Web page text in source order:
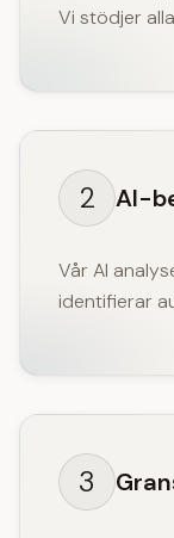
Vi stödjer
2 AI-
Vår AI
identifierar
3